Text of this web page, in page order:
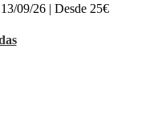
09/26 | Desde 25€